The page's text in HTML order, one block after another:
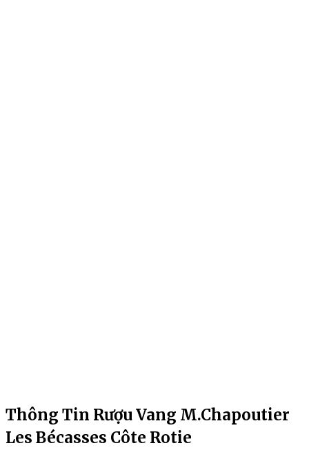
Thông Tin Rượu Vang M.Chapoutier
Les Bécasses Côte Rotie